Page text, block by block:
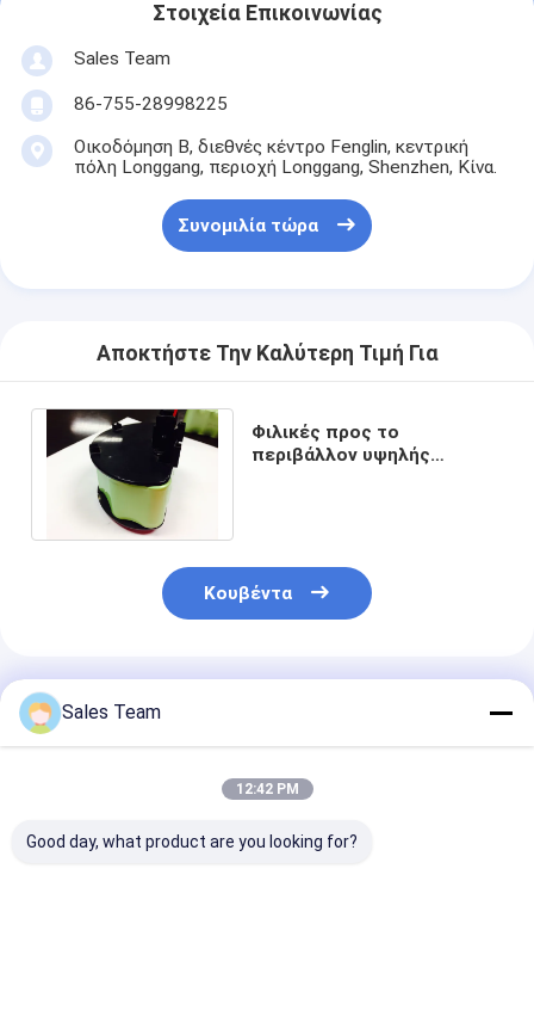
Στοιχεία Επικοινωνίας
Sales Team
86-755-28998225
Οικοδόμηση Β, διεθνές κέντρο Fenglin, κεντρική
πόλη Longgang, περιοχή Longgang, Shenzhen, Κίνα.
Συνομιλία τώρα
Αποκτήστε Την Καλύτερη Τιμή Για
Φιλικές προς το
περιβάλλον υψηλής
Κουβέντα
Συνιστώμενα Προϊόντα
Sales Team
12:42 PM
Good day, what product are you looking for?